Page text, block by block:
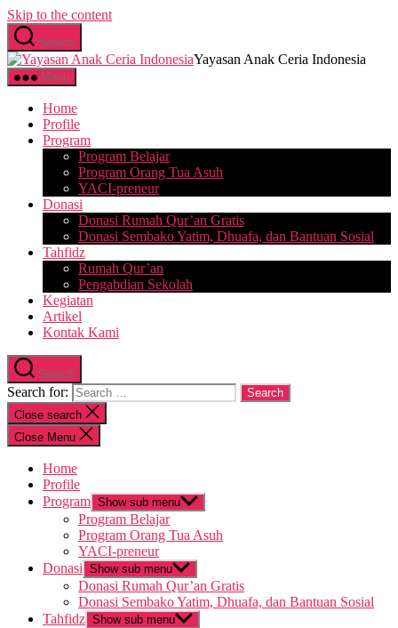
Skip to the content
Search
Yayasan Anak Ceria Indonesia
Menu
Home
Profile
Program
Program Belajar
Program Orang Tua Asuh
YACI-preneur
Donasi
Donasi Rumah Qur’an Gratis
Donasi Sembako Yatim, Dhuafa, dan Bantuan Sosial
Tahfidz
Rumah Qur’an
Pengabdian Sekolah
Kegiatan
Artikel
Kontak Kami
Search
Search for:
Close search
Close Menu
Home
Profile
Program Show sub menu
Program Belajar
Program Orang Tua Asuh
YACI-preneur
Donasi Show sub menu
Donasi Rumah Qur’an Gratis
Donasi Sembako Yatim, Dhuafa, dan Bantuan Sosial
Tahfidz Show sub menu